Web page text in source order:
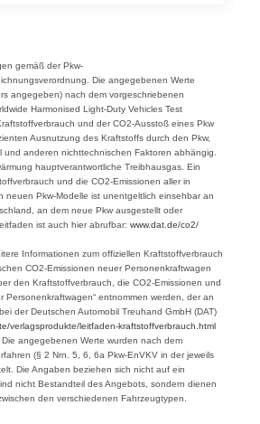
gemäß der Pkw-
Die angegebenen Werte
angegeben) nach dem vorgeschriebenen
Harmonised Light-Duty Vehicles Test
und der CO2-Ausstoß eines Pkw
Ausnutzung des Kraftstoffs durch den Pkw,
und anderen nichttechnischen Faktoren abhängig.
hauptverantwortliche Treibhausgas. Ein
und die CO2-Emissionen aller in
neuen Pkw-Modelle ist unentgeltlich einsehbar an
an dem neue Pkw ausgestellt oder
ist auch hier abrufbar: www.dat.de/co2/
Informationen zum offiziellen Kraftstoffverbrauch
CO2-Emissionen neuer Personenkraftwagen
den Kraftstoffverbrauch, die CO2-Emissionen und
Personenkraftwagen“ entnommen werden, der an
der Deutschen Automobil Treuhand GmbH (DAT)
verlagsprodukte/leitfaden-kraftstoffverbrauch.html
angegebenen Werte wurden nach dem
(§ 2 Nrn. 5, 6, 6a Pkw-EnVKV in der jeweils
Die Angaben beziehen sich nicht auf ein
nicht Bestandteil des Angebots, sondern dienen
den verschiedenen Fahrzeugtypen.